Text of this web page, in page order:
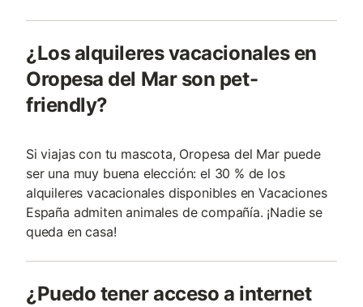
¿Los alquileres vacacionales en
Oropesa del Mar son pet-
friendly?
Si viajas con tu mascota, Oropesa del Mar puede
ser una muy buena elección: el 30 % de los
alquileres vacacionales disponibles en Vacaciones
España admiten animales de compañía. ¡Nadie se
queda en casa!
¿Puedo tener acceso a internet